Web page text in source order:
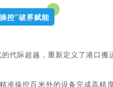
控”破界赋能
代际超越 ，重新定义了港口搬
准操控百米外的设备完成高精